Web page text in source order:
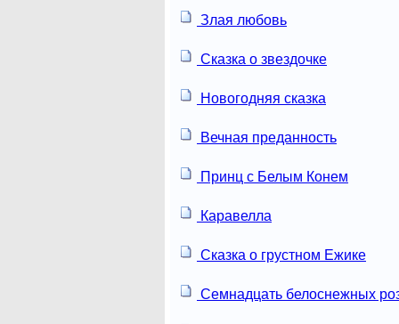
Злая любовь
Сказка о звездочке
Новогодняя сказка
Вечная преданность
Принц с Белым Конем
Каравелла
Сказка о грустном Ежике
Семнадцать белоснежных